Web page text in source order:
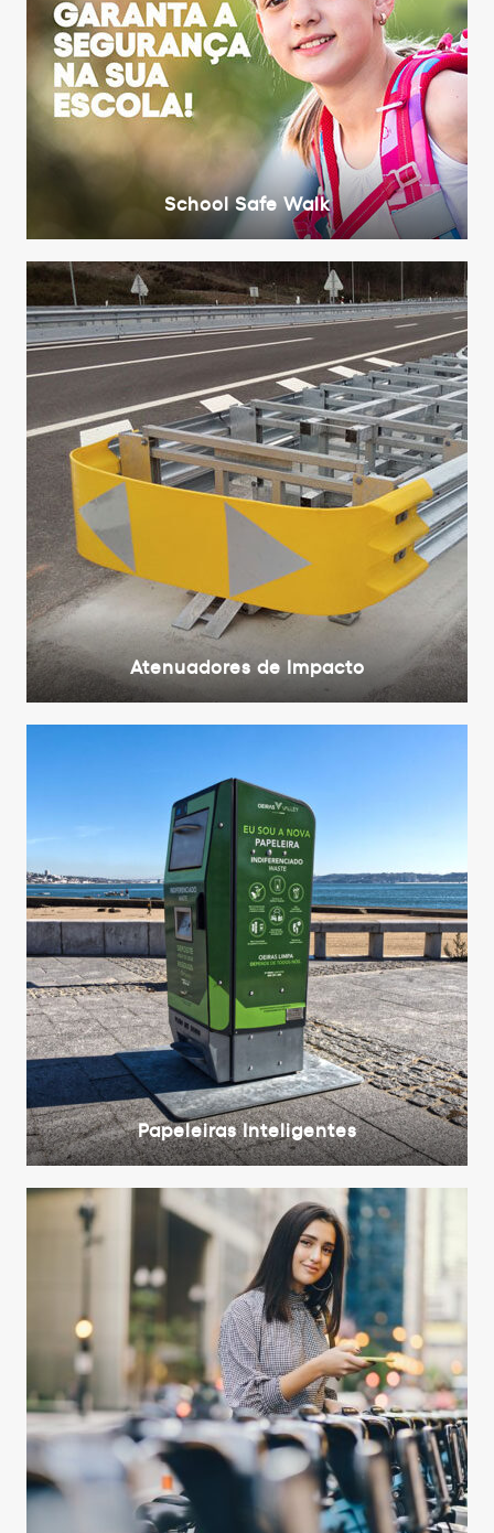
School Safe Walk
Atenuadores de Impacto
Papeleiras Inteligentes